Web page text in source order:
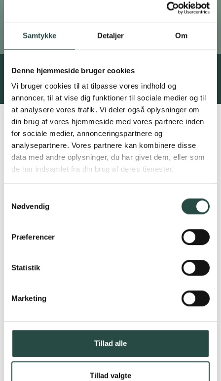
Samtykke Detaljer Om
Denne hjemmeside bruger cookies
Vi bruger cookies til at tilpasse vores indhold og
annoncer, til at vise dig funktioner til sociale medier og til
at analysere vores trafik. Vi deler også oplysninger om
din brug af vores hjemmeside med vores partnere inden
for sociale medier, annonceringspartnere og
analysepartnere. Vores partnere kan kombinere disse
data med andre oplysninger, du har givet dem, eller som
de har indsamlet fra din brug af deres tjenester.
Nødvendig
Præferencer
Statistik
Marketing
Tillad alle
Tillad valgte
Se også
Platanhaven, Odense
Hør om andre